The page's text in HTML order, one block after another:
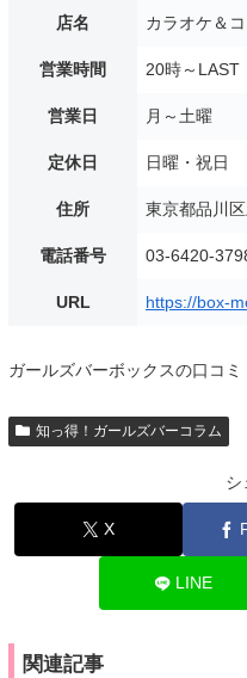
店名 カラオケ＆
営業時間 20時～LAST
営業日 月～土曜
定休日 日曜・祝日
住所 東京都品川
電話番号 03-6420-
URL https://box-
ガールズバーボックスの口コミ
知っ得！ガールズバーコラム
シ
X
LINE
関連記事